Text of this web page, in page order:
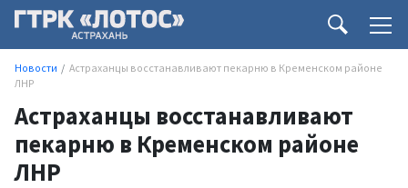
Новости
Астраханцы восстанавливают пекарню в Кременском районе
ЛНР
Астраханцы восстанавливают
пекарню в Кременском районе
ЛНР